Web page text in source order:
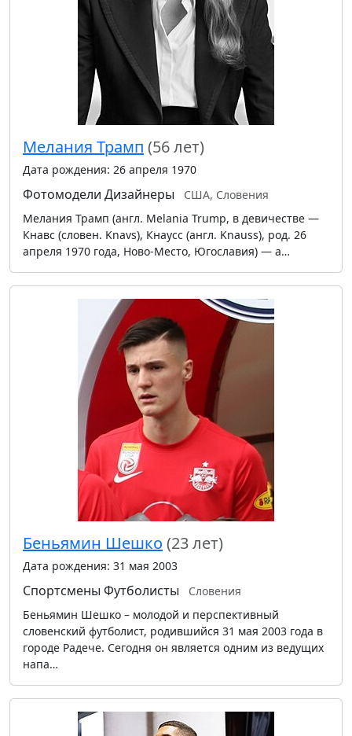
Мелания Трамп (56 лет)
Дата рождения: 26 апреля 1970
Фотомодели Дизайнеры
США, Словения
Мелания Трамп (англ. Melania Trump, в девичестве —
Кнавс (словен. Knavs), Кнаусс (англ. Knauss), род. 26
апреля 1970 года, Ново-Место, Югославия) — а…
Беньямин Шешко (23 лет)
Дата рождения: 31 мая 2003
Спортсмены Футболисты
Словения
Беньямин Шешко – молодой и перспективный
словенский футболист, родившийся 31 мая 2003 года в
городе Радече. Сегодня он является одним из ведущих
напа…